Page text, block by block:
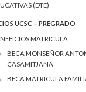
(DTE)
UCSC – PREGRADO
MATRICULA
BECA MONSEÑOR
CASAMITJANA
BECA MATRICULA